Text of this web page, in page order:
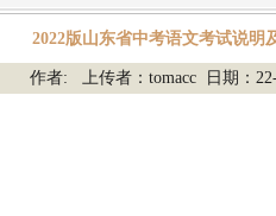
2022版山东省中考语文考试说明
作者: 上传者：tomacc 日期：